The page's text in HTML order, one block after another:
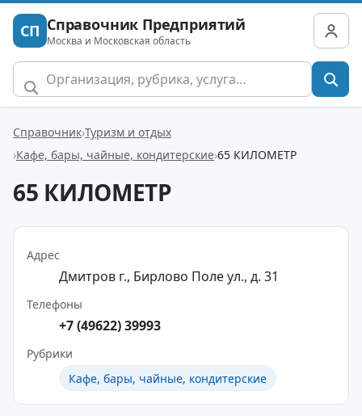
СП Справочник Предприятий
Москва и Московская область
Справочник Туризм и отдых
Кафе, бары, чайные, кондитерские 65 КИЛОМЕТР
65 КИЛОМЕТР
Адрес
Дмитров г., Бирлово Поле ул., д. 31
Телефоны
+7 (49622) 39993
Рубрики
Кафе, бары, чайные, кондитерские